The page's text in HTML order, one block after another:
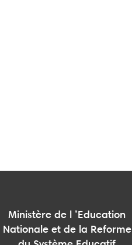
Ministère de l ’Education
Nationale et de la Reforme